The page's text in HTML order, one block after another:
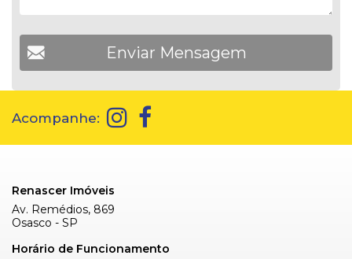
Acompanhe:
Renascer Imóveis
Av. Remédios, 869
Osasco - SP
Horário de Funcionamento